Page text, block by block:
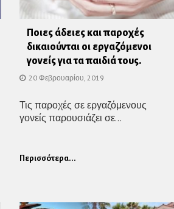
Ποιες άδειες και παροχές
δικαιούνται οι εργαζόμενοι
γονείς για τα παιδιά τους.
20 Φεβρουαρίου, 2019
Τις παροχές σε εργαζόμενους
γονείς παρουσιάζει σε...
Περισσότερα...